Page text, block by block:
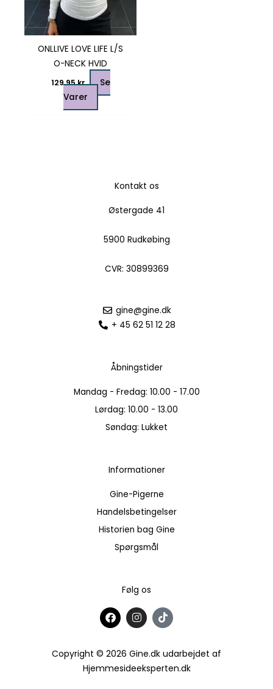
ONLLIVE LOVE LIFE L/S
O-NECK HVID
129,95kr.
Se
Varer
varesiden
Kontakt os
Østergade 41
5900 Rudkøbing
CVR: 30899369
gine@gine.dk
+ 45 62 51 12 28
Åbningstider
Mandag - Fredag: 10.00 - 17.00
Lørdag: 10.00 - 13.00
Søndag: Lukket
Informationer
Gine-Pigerne
Handelsbetingelser
Historien bag Gine
Spørgsmål
Følg os
F
a
c
b
o
o
I
n
s
a
g
r
T
i
k
o
k
Copyright © 2026 Gine.dk udarbejdet af
Hjemmesideeksperten.dk